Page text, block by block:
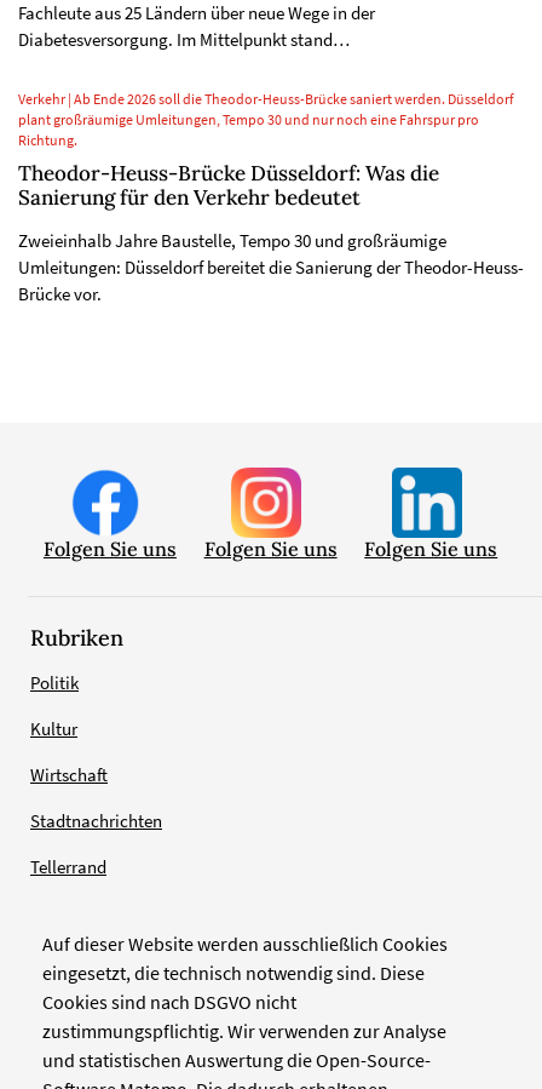
Auf dieser Website werden ausschließlich Cookies
eingesetzt, die technisch notwendig sind. Diese
Cookies sind nach DSGVO nicht
zustimmungspflichtig. Wir verwenden zur Analyse
und statistischen Auswertung die Open-Source-
Fachleute aus 25 Ländern über neue Wege in der
Diabetesversorgung. Im Mittelpunkt stand…
Verkehr | Ab Ende 2026 soll die Theodor-Heuss-Brücke saniert werden. Düsseldorf
plant großräumige Umleitungen, Tempo 30 und nur noch eine Fahrspur pro
Richtung.
Theodor-Heuss-Brücke Düsseldorf: Was die
Sanierung für den Verkehr bedeutet
Zweieinhalb Jahre Baustelle, Tempo 30 und großräumige
Umleitungen: Düsseldorf bereitet die Sanierung der Theodor-Heuss-
Brücke vor.
Folgen Sie uns Folgen Sie uns Folgen Sie uns
Rubriken
Politik
Kultur
Wirtschaft
Stadtnachrichten
Tellerrand
Verlag
Zellwerk GmbH & Co KG
Pinienstraße 2
40233 Düsseldorf